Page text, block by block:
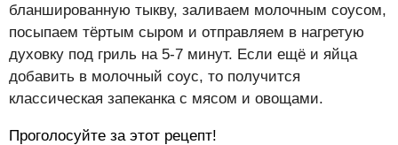
бланшированную тыкву, заливаем молочным соусом,
посыпаем тёртым сыром и отправляем в нагретую
духовку под гриль на 5-7 минут. Если ещё и яйца
добавить в молочный соус, то получится
классическая запеканка с мясом и овощами.
Проголосуйте за этот рецепт!